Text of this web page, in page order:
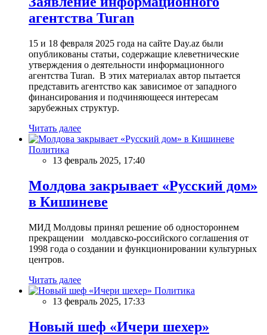
агентства Turan
15 и 18 февраля 2025 года на сайте Day.az были
опубликованы статьи, содержащие клеветнические
утверждения о деятельности информационного
агентства Turan. В этих материалах автор пытается
представить агентство как зависимое от западного
финансирования и подчиняющееся интересам
зарубежных структур.
Читать далее
Политика
13 февраль 2025, 17:40
Молдова закрывает «Русский дом»
в Кишиневе
МИД Молдовы принял решение об одностороннем
прекращении молдавско-российского соглашения от
1998 года о создании и функционировании культурных
центров.
Читать далее
Политика
13 февраль 2025, 17:33
Новый шеф «Ичери шехер»